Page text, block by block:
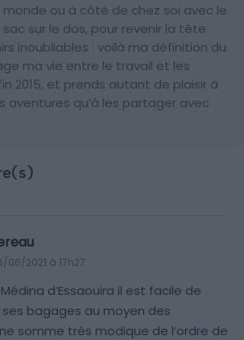
ou à côté de chez soi avec le
sur le dos, pour revenir la tête
inoubliables : voilà ma définition du
ma vie entre le travail et les
2015, et prends autant de plaisir à
aventures qu’à les partager avec
06/2021 à 17h27
d’Essaouira il est facile de
bagages au moyen des
somme très modique de l’ordre de